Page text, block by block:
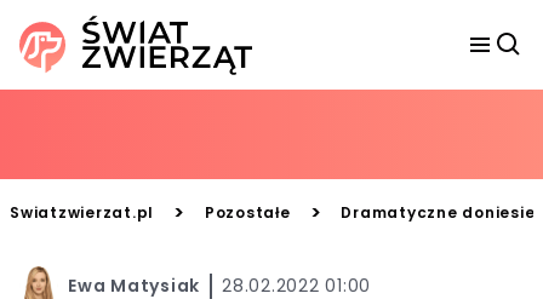
Swiatzwierzat.pl > Pozostałe > Dramatyczne
Ewa Matysiak 28.02.2022 01:00